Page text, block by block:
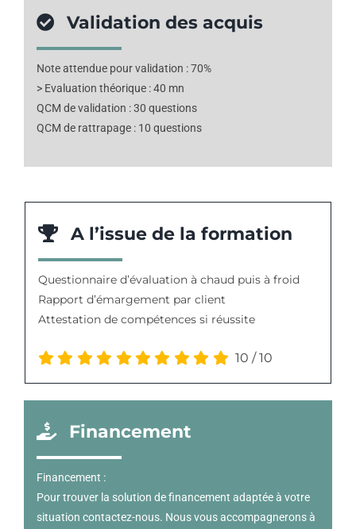
Validation des acquis
Note attendue pour validation : 70%
> Evaluation théorique : 40 mn
QCM de validation : 30 questions
QCM de rattrapage : 10 questions
A l’issue de la formation
Questionnaire d’évaluation à chaud puis à froid
Rapport d’émargement par client
Attestation de compétences si réussite
10 /10
Financement
Financement :
Pour trouver la solution de financement adaptée à votre
situation contactez-nous. Nous vous accompagnerons à